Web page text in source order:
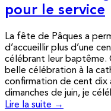
pour le service
La fête de Pâques a
d’accueillir plus d’une
célébrant leur
belle célébration à la
confirmation de cent dix
dimanches de juin, je
Lire la suite →